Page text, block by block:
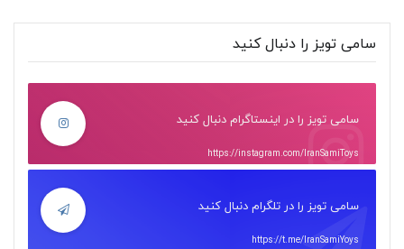
سامی تویز را دنبال کنید
سامی تویز را در اینستاگرام دنبال کنید
https://instagram.com/IranSamiToys
سامی تویز را در تلگرام دنبال کنید
https://t.me/IranSamiYoys